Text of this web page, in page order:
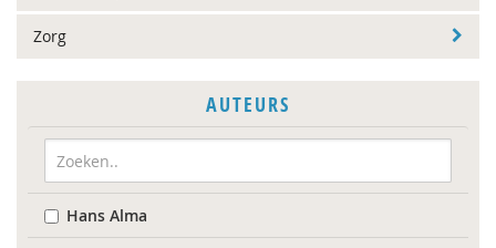
Zorg
AUTEURS
Hans Alma